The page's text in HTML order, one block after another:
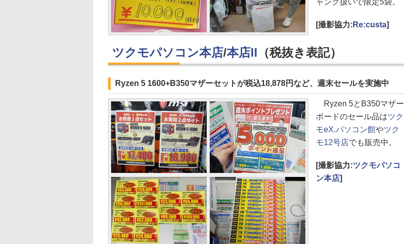
ャンク扱いで限定5袋。
[撮影協力: Re:custa]
ツクモパソコン本店/本店II （税抜き表記）
Ryzen 5 1600+B350マザーセットが税込18,878円など、週末セールを実施中
Ryzen 5とB350マザー
ボードのセール品はツク
モeX.パソコン館やツク
モ12号店でも販売中。
[撮影協力:ツクモパソコ
ン本店]